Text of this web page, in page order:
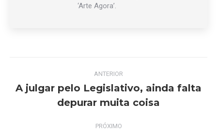
‘Arte Agora’.
Navegação
de
ANTERIOR
anterior:
A julgar pelo Legislativo, ainda falta
depurar muita coisa
PRÓXIMO